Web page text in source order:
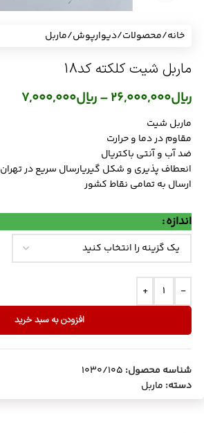
خانه/محصولات/دیوارپوش/ماربل
ماربل شیت کلکته کد18
ریال26,000,000
–ریال7,000,000
ماربل شیت
مقاوم در دما و حرارت
ضد آب و آنتی باکتریال
انعطاف پذیری و شکل گیریارسال سریع در تهران
ارسال به تمامی نقاط کشور
اندازه
-
+
افزودن به سبد خرید
شناسه محصول: 1030/105
دسته: ماربل